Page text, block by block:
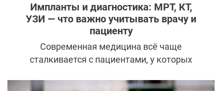
Импланты и диагностика: МРТ, КТ,
УЗИ — что важно учитывать врачу и
пациенту
Современная медицина всё чаще
сталкивается с пациентами, у которых
голени, стоматологические и челюстные